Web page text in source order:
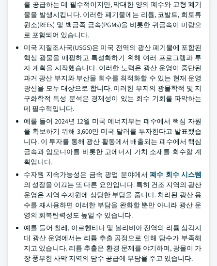
를 공급하는 데 필수적이지만, 막대한 양의 폐수와 고형 폐기
물을 발생시킵니다. 이러한 폐기물에는 리튬, 코발트, 희토류
원소(REEs) 및 백금족 금속(PGMs)을 비롯한 귀금속이 미량으
로 포함되어 있습니다.
미국 지질조사국(USGS)은 미국 전역의 광산 폐기물에 포함된
핵심 광물을 매핑하고 특성화하기 위해 여러 프로그램과 투
자 계획을 시작했습니다. 이러한 노력은 광산 운영이 중단된
과거 광산 부지와 부산물 회수를 최적화할 수 있는 현재 운영
광산을 모두 대상으로 합니다. 이러한 부지의 광물학적 및 지
구화학적 특성 분석은 경제성이 있는 회수 기회를 파악하는
데 필수적입니다.
예를 들어 2024년 12월 미국 에너지부는 폐수에서 핵심 자원
을 확보하기 위해 3,600만 미국 달러를 투자한다고 발표했습
니다. 이 투자를 통해 광산 활동에서 배출되는 폐수에서 핵심
금속과 암모니아를 비롯한 고에너지 가치 소재를 회수할 계
획입니다.
수자원 지속가능성은 금속 광업 분야에서폐수 회수 시스템
의 성장을 이끄는 또 다른 요인입니다. 특히 건조 지역의 광산
운영은 지역 수자원에 상당한 부담을 줍니다. 처리된 광산 용
수를 재사용하면 이러한 부담을 완화할 뿐만 아니라 광산 운
영의 회복탄력성도 높일 수 있습니다.
예를 들어 칠레, 아르헨티나 및 볼리비아 전역의 리튬 삼각지
대 광산 운영에서는 리튬 추출 공정으로 인해 담수가 부족해
지고 있습니다. 리튬 추출은 환경 문제를 야기하며, 광물이 가
장 풍부한 사막 지역의 담수 공급에 부담을 주고 있습니다.